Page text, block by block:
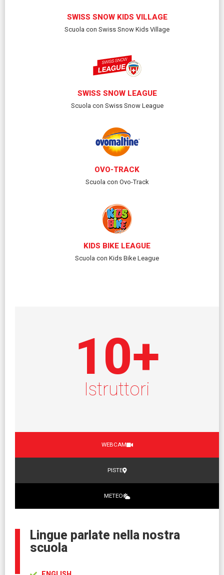
SWISS SNOW KIDS VILLAGE
Scuola con Swiss Snow Kids Village
SWISS SNOW LEAGUE
Scuola con Swiss Snow League
OVO-TRACK
Scuola con Ovo-Track
KIDS BIKE LEAGUE
Scuola con Kids Bike League
Istruttori
10+
WEBCAM
PISTE
METEO
Lingue parlate nella nostra
scuola